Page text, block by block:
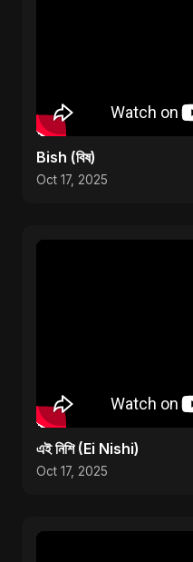
Bish (বিষ)
Oct 17, 2025
এই নিশি (Ei Nishi)
Oct 17, 2025